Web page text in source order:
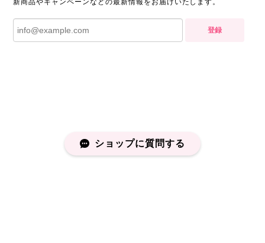
新商品やキャンペーンなどの最新情報をお届けいたします。
登録
ショップに質問する